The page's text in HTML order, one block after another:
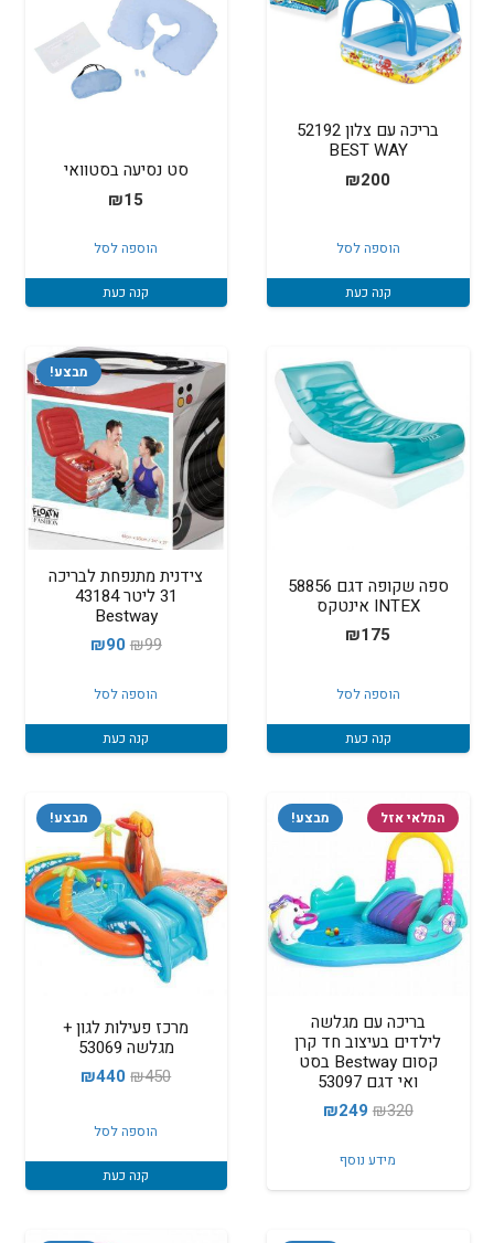
בריכה עם צלון 52192
BEST WAY
₪200
הוספה לסל
קנה כעת
סט נסיעה בסטוואי
₪15
הוספה לסל
קנה כעת
ספה שקופה דגם 58856
INTEX אינטקס
₪175
הוספה לסל
קנה כעת
מבצע!
צידנית מתנפחת לבריכה
31 ליטר 43184
Bestway
₪99
המחיר
היה:
₪99.
₪90
₪90.
הוספה לסל
קנה כעת
מבצע! המלאי אזל
בריכה עם מגלשה
לילדים בעיצוב חד קרן
קסום Bestway בסט
ואי דגם 53097
₪320
המחיר
היה:
₪320.
₪249
₪249.
מידע נוסף
מבצע!
מרכז פעילות לגון +
מגלשה 53069
₪450
המחיר
היה:
₪450.
₪440 המחיר
₪440.
הוספה לסל
קנה כעת